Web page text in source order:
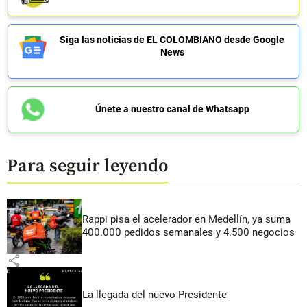
Siga las noticias de EL COLOMBIANO desde Google
News
Únete a nuestro canal de Whatsapp
Para seguir leyendo
Rappi pisa el acelerador en Medellín, ya suma
400.000 pedidos semanales y 4.500 negocios
share
La llegada del nuevo Presidente